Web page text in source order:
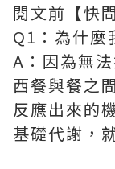
閱文前【快
Q1：為什麼
A：因為無
西餐與餐之
反應出來的
基礎代謝，